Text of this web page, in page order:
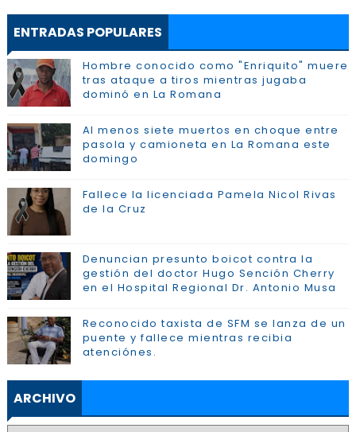
ENTRADAS POPULARES
Hombre conocido como "Enriquito" muere
tras ataque a tiros mientras jugaba
dominó en La Romana
Al menos siete muertos en choque entre
pasola y camioneta en La Romana este
domingo
Fallece la licenciada Pamela Nicol Rivas
de la Cruz
Denuncian presunto boicot contra la
gestión del doctor Hugo Sención Cherry
en el Hospital Regional Dr. Antonio Musa
Reconocido taxista de SFM se lanza de un
puente y fallece mientras recibia
atenciónes.
ARCHIVO